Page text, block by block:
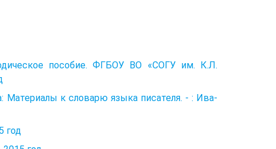
пособие. ФГБОУ ВО «СОГУ им. К.Л.
Материалы к словарю языка писателя. - : Ива­
год